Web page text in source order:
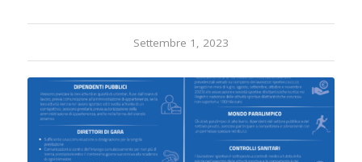
Settembre 1, 2023